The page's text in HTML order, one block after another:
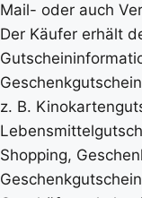
Mail- oder auch
Der Käufer erhält
z. B.
Shopping,